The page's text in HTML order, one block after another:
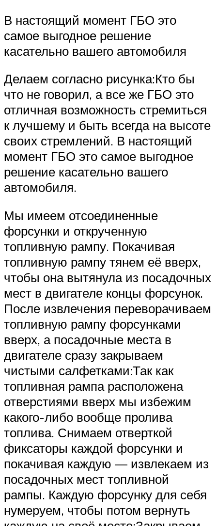
В настоящий момент ГБО это
самое выгодное решение
касательно вашего автомобиля
Делаем согласно рисунка:Кто бы
что не говорил, а все же ГБО это
отличная возможность стремиться
к лучшему и быть всегда на высоте
своих стремлений. В настоящий
момент ГБО это самое выгодное
решение касательно вашего
автомобиля.
Мы имеем отсоединенные
форсунки и открученную
топливную рампу. Покачивая
топливную рампу тянем её вверх,
чтобы она вытянула из посадочных
мест в двигателе концы форсунок.
После извлечения переворачиваем
топливную рампу форсунками
вверх, а посадочные места в
двигателе сразу закрываем
чистыми салфетками:Так как
топливная рампа расположена
отверстиями вверх мы избежим
какого-либо вообще пролива
топлива. Снимаем отверткой
фиксаторы каждой форсунки и
покачивая каждую — извлекаем из
посадочных мест топливной
рампы. Каждую форсунку для себя
нумеруем, чтобы потом вернуть